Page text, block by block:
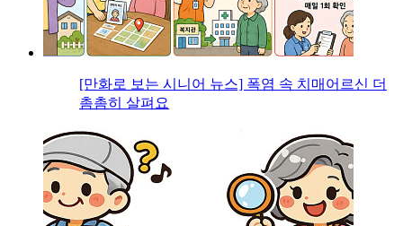
[만화로 보는 시니어 뉴스] 폭염 속 치매어르신 더
촘촘히 살펴요